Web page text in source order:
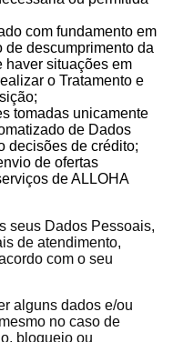
com fundamento em
de descumprimento da
haver situações em
o Tratamento e
tomadas unicamente
de Dados
decisões de crédito;
de ofertas
de ALLOHA
seus Dados Pessoais,
de atendimento,
com o seu
alguns dados e/ou
no caso de
bloqueio ou